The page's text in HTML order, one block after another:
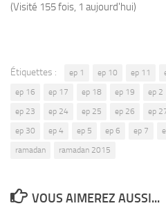
(Visité 155 fois, 1 aujourd'hui)
Étiquettes : ep 1 ep 10 ep 11
ep 16
ep 17 ep 18 ep 19 ep 2
ep 23
ep 24 ep 25 ep 26 ep
ep 30
ep 4 ep 5 ep 6 ep 7
ramadan
ramadan 2015
VOUS AIMEREZ AUSSI...